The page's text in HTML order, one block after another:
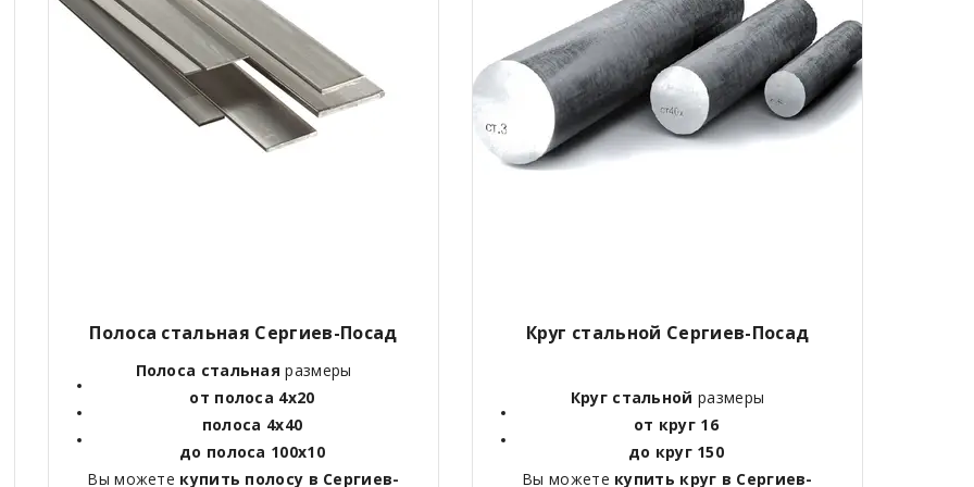
Полоса стальная Сергиев-Посад
Полоса стальная размеры
от полоса 4х20
полоса 4х40
до полоса 100х10
Вы можете купить полосу в Сергиев-
Круг стальной Сергиев-Посад
Круг стальной размеры
от круг 16
до круг 150
Вы можете купить круг в Сергиев-